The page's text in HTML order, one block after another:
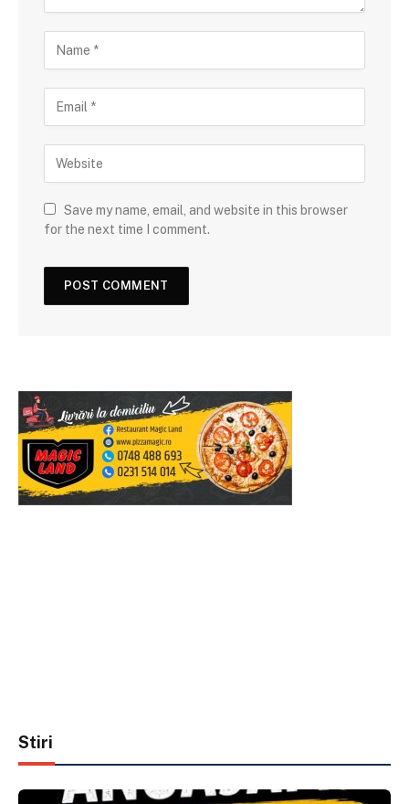
Save my name, email, and website in this browser
for the next time I comment.
Stiri